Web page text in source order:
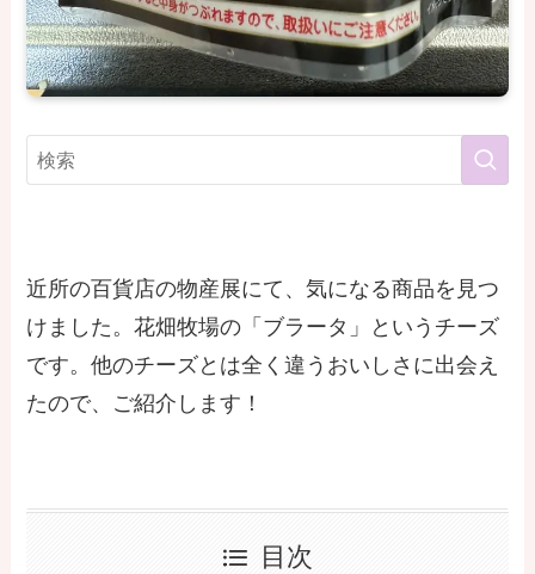
近所の百貨店の物産展にて、気になる商品を見つ
けました。花畑牧場の「ブラータ」というチーズ
です。他のチーズとは全く違うおいしさに出会え
たので、ご紹介します！
目次